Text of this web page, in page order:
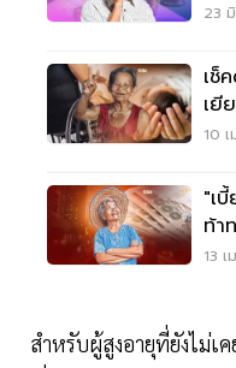
23
เช็
เยี
10
"เ
ท้า
วัย
13
สำหรับผู้สูงอายุที่ยังไม่เ